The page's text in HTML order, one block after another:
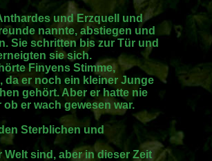
und Erzquell und
nannte, abstiegen und
Sie schritten bis zur Tür und
sie sich.
Finyens Stimme,
da er noch ein kleiner Junge
gehört. Aber er hatte nie
er wach gewesen war.
Sterblichen und
sind, aber in dieser Zeit